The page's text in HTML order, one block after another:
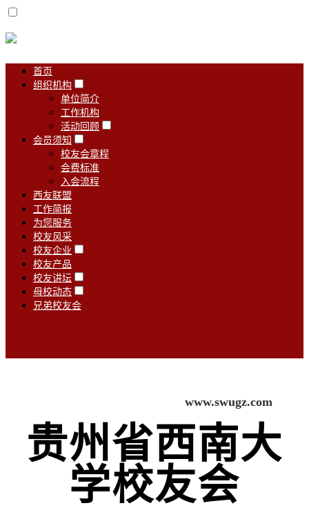
首页
组织机构
单位简介
工作机构
活动回顾
会员须知
校友会章程
会费标准
入会流程
西友联盟
工作简报
为您服务
校友风采
校友企业
校友产品
校友讲坛
母校动态
兄弟校友会
www.swugz.com
贵州省西南大
学校友会